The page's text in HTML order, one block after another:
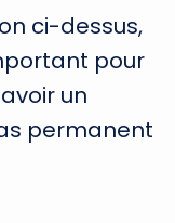
ci-dessus,
pour
un
permanent